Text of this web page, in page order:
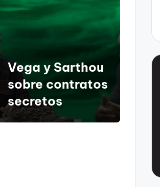
Vega y Sarthou
sobre contratos
secretos